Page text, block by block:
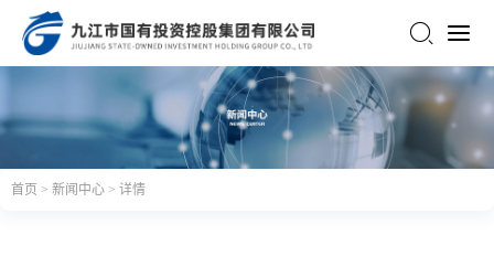
集团简介
首页 > 新闻中心 > 详情